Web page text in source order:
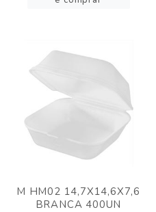
M HM02 14,7X14,6X7,6
BRANCA 400UN